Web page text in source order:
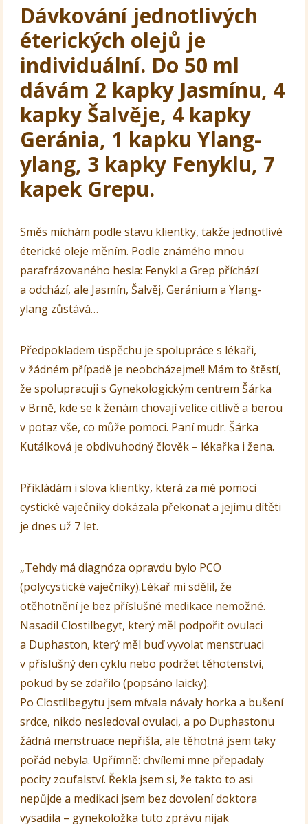
Dávkování jednotlivých
éterických olejů je
individuální. Do 50 ml
dávám 2 kapky Jasmínu, 4
kapky Šalvěje, 4 kapky
Geránia, 1 kapku Ylang-
ylang, 3 kapky Fenyklu, 7
kapek Grepu.
Směs míchám podle stavu klientky, takže jednotlivé
éterické oleje měním. Podle známého mnou
parafrázovaného hesla: Fenykl a Grep příchází
a odchází, ale Jasmín, Šalvěj, Geránium a Ylang-
ylang zůstává…
Předpokladem úspěchu je spolupráce s lékaři,
v žádném případě je neobcházejme!! Mám to štěstí,
že spolupracuji s Gynekologickým centrem Šárka
v Brně, kde se k ženám chovají velice citlivě a berou
v potaz vše, co může pomoci. Paní mudr. Šárka
Kutálková je obdivuhodný člověk – lékařka i žena.
Přikládám i slova klientky, která za mé pomoci
cystické vaječníky dokázala překonat a jejímu dítěti
je dnes už 7 let.
„Tehdy má diagnóza opravdu bylo PCO
(polycystické vaječníky).Lékař mi sdělil, že
otěhotnění je bez příslušné medikace nemožné.
Nasadil Clostilbegyt, který měl podpořit ovulaci
a Duphaston, který měl buď vyvolat menstruaci
v příslušný den cyklu nebo podržet těhotenství,
pokud by se zdařilo (popsáno laicky).
Po Clostilbegytu jsem mívala návaly horka a bušení
srdce, nikdo nesledoval ovulaci, a po Duphastonu
žádná menstruace nepřišla, ale těhotná jsem taky
pořád nebyla. Upřímně: chvílemi mne přepadaly
pocity zoufalství. Řekla jsem si, že takto to asi
nepůjde a medikaci jsem bez dovolení doktora
vysadila – gynekoložka tuto zprávu nijak